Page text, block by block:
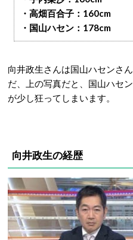
・高畑百合子：160cm
・国山ハセン：178cm
向井政生さんは国山ハセンさ
だ、上の写真だと、国山ハセ
が少し狂ってしまいます。
向井政生の経歴